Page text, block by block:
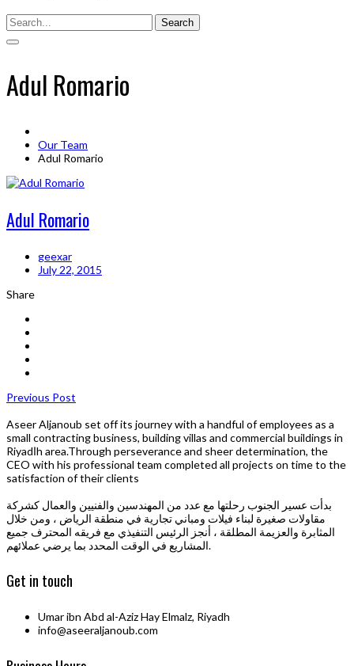
Search
Adul Romario
Our Team
Adul Romario
Adul Romario
geexar
July 22, 2015
Share
Previous Post
Aseer Aljanoub set off its journey with a handful of employees as a
small contracting business, building villas and commercial buildings in
Riyadاh area.Through perseverance and sheer determination, the
CEO with his professional team completed all projects on time to the
satisfaction of their clients
بدأت عسير الجنوب رحلتها مع عدد من المهندسين والفنيين والعمال كشركة
مقاولات صغيرة لبناء فيلات ومباني تجارية في منطقة الرياض ، ومن خلال
المثابرة والعزيمة المطلقة ، أنجز الرئيس التنفيذي مع فريقه المحترف جميع
المشاريع في الوقت المحدد بما يرضي عملائهم.
Get in touch
Umar ibn Abd al-Aziz Hay Elmalz, Riyadh
info@aseeraljanoub.com